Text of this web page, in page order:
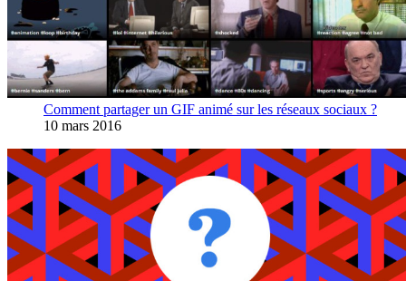
Comment partager un GIF animé sur les réseaux sociaux ?
10 mars 2016